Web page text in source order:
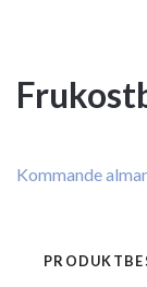
Kommande